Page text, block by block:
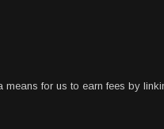
for us to earn fees by